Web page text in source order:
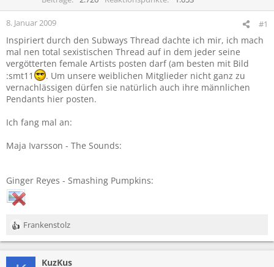
a
8. Januar 2009 #1
Inspiriert durch den Subways Thread dachte ich mir, ich mach
mal nen total sexistischen Thread auf in dem jeder seine
vergötterten female Artists posten darf (am besten mit Bild
:smt11
. Um unsere weiblichen Mitglieder nicht ganz zu
vernachlässigen dürfen sie natürlich auch ihre männlichen
Pendants hier posten.
Ich fang mal an:
Maja Ivarsson - The Sounds:
Ginger Reyes - Smashing Pumpkins:
R
e
Frankenstolz
KuzKus